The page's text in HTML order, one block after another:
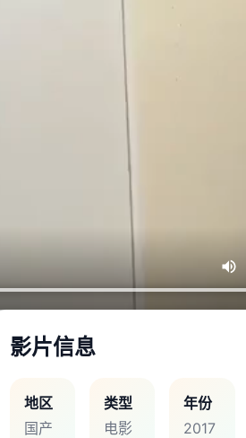
影片信息
地区
国产
类型
电影
年份
2017